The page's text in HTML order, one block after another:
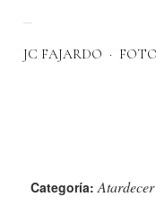
JC FAJARDO
Categoría:Atardecer